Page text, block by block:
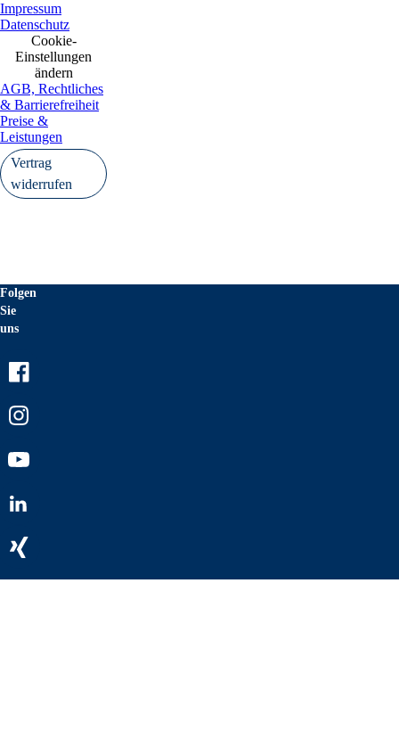
Impressum
Datenschutz
Cookie-
Einstellungen
ändern
AGB, Rechtliches
& Barrierefreiheit
Preise &
Leistungen
Vertrag
widerrufen
Folgen
Sie
uns
Youtube